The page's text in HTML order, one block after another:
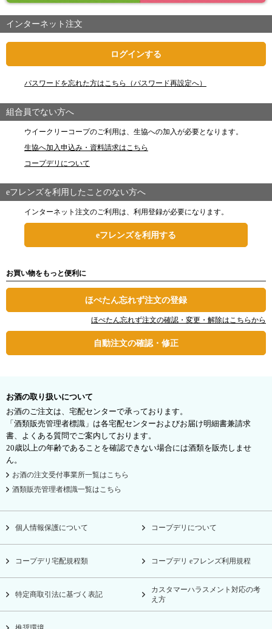
インターネット注文
ログインする
パスワードを忘れた方はこちら（パスワード再設定へ）
組合員でない方へ
ウイークリーコープのご利用は、生協への加入が必要となります。
生協へ加入申込み・資料請求はこちら
コープデリについて
eフレンズを利用したことのない方へ
インターネット注文のご利用は、利用登録が必要になります。
eフレンズを利用する
お買い物をもっと便利に
ほぺたん忘れず注文の登録
ほぺたん忘れず注文の確認・変更・解除はこちらから
自動注文の確認・修正
お酒の取り扱いについて
お酒のご注文は、宅配センターで承っております。
「酒類販売管理者標識」は各宅配センターおよびお届け明細書兼請求
書、よくある質問でご案内しております。
20歳以上の年齢であることを確認できない場合には酒類を販売しませ
ん。
お酒の注文受付事業所一覧はこちら
酒類販売管理者標識一覧はこちら
個人情報保護について コープデリについて
コープデリ宅配規程類 コープデリ eフレンズ利用規程
特定商取引法に基づく表記
カスタマーハラスメント対応の考
え方